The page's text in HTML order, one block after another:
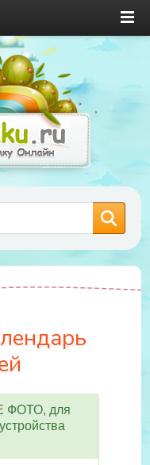
ФОТО, для